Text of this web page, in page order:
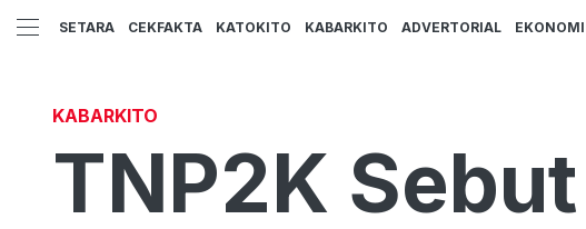
SETARA CEKFAKTA KATOKITO KABARKITO ADVERTORIAL
KABARKITO
TNP2K